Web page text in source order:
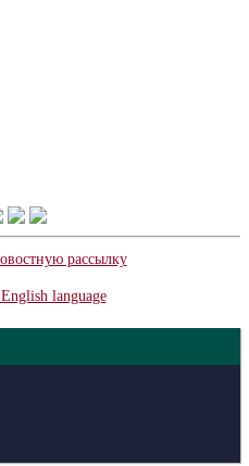
рассылку
language